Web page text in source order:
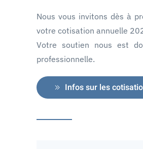
Nous vous invitons dès à
votre cotisation annuelle
Votre soutien nous est
professionnelle.
Infos sur les